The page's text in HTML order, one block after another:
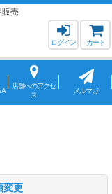
売
ログイン カート
A
店舗へのアクセ
ス
メルマガ
変更